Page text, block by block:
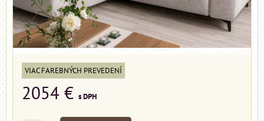
VIAC FAREBNÝCH PREVEDENÍ
2054 € s DPH